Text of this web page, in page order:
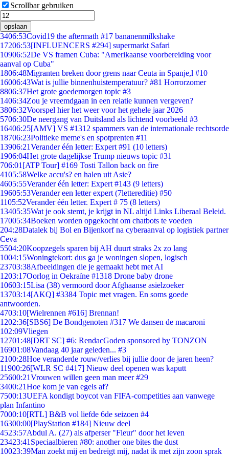
Scrollbar gebruiken
opslaan
3406:53Covid19 the aftermath #17 bananenmilkshake
17206:53[INFLUENCERS #294] supermarkt Safari
10906:52De VS framen Cuba: "Amerikaanse voorbereiding voor
aanval op Cuba"
1806:48Migranten breken door grens naar Ceuta in Spanje,l #10
16006:43Wat is jullie binnenhuistemperatuur? #81 Horrorzomer
8806:37Het grote goedemorgen topic #3
1406:34Zou je vreemdgaan in een relatie kunnen vergeven?
3806:32Voorspel hier het weer voor het gehele jaar 2026
5706:30De neergang van Duitsland als lichtend voorbeeld #3
16406:25[AMV] VS #1312 spammers van de internationale rechtsorde
18706:23Politieke meme's en spotprenten #11
13906:21Verander één letter: Expert #91 (10 letters)
1906:04Het grote dagelijkse Trump nieuws topic #31
706:01 [ATP Tour] #169 Tosti Tallon back on fire
4105:58Welke accu's? en halen uit Asie?
4605:55Verander één letter: Expert #143 (9 letters)
19605:53Verander een letter expert (7lettereditie) #50
1105:52Verander één letter. Expert # 75 (8 letters)
13405:35Wat je ook stemt, je krijgt in NL altijd Links Liberaal Beleid.
17005:34Boeken worden opgekocht om chatbots te voeden
204:28Datalek bij Bol en Bijenkorf na cyberaanval op logistiek partner
Ceva
5504:20Koopzegels sparen bij AH duurt straks 2x zo lang
1004:15Woningtekort: dus ga je woningen slopen, logisch
23703:38Afbeeldingen die je gemaakt hebt met AI
1203:17Oorlog in Oekraïne #1318 Drone baby drone
10603:15Lisa (38) vermoord door Afghaanse asielzoeker
13703:14[AKQ] #3384 Topic met vragen. En soms goede
antwoorden.
4703:10[Wielrennen #616] Brennan!
1202:36[SBS6] De Bondgenoten #317 We dansen de macaroni
102:09Vliegen
12701:48[DRT SC] #6: RendacGoden sponsored by TONZON
16901:08Vandaag 40 jaar geleden... #3
2100:28Hoe veranderde rouw/verlies bij jullie door de jaren heen?
11900:26[WLR SC #417] Nieuw deel openen was kaputt
25600:21Vrouwen willen geen man meer #29
3400:21Hoe kom je van egels af?
7500:13UEFA kondigt boycot van FIFA-competities aan vanwege
plan Infantino
7000:10[RTL] B&B vol liefde 6de seizoen #4
16300:00[PlayStation #184] Nieuw deel
4523:57Abdul A. (27) als afperser "Fleur" door het leven
23423:41 Speciaalbieren #80: another one bites the dust
10023:39Man zoekt mij en bedreigt mij, nadat ik met zijn zoon sprak